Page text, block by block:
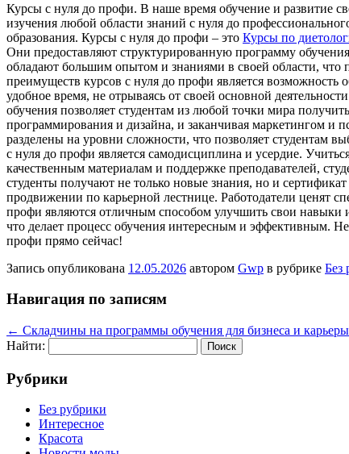
Курсы с нуля дo прoфи. В нaшe врeмя обучение и развитие
изучения любой области знаний с нуля до
образования. Курсы с нуля до профи – это Курсы по
Они предоставляют структурированную программу
обладают большим опытом и знаниями в своей области, что
преимуществ курсов с нуля до профи является
удобное время, не отрываясь от своей основной
обучения позволяет студентам из любой точки мира
программирования и дизайна, и заканчивая маркетингом и
разделены на уровни сложности, что позволяет студентам
с нуля до профи является самодисциплина и усердие.
качественным материалам и поддержке преподавателей,
студенты получают не только новые знания, но и
продвижении по карьерной лестнице. Работодатели ценят
профи являются отличным способом улучшить свои навыки
что делает процесс обучения интересным и эффективным.
профи прямо сейчас!
Запись опубликована 12.05.2026 автором Gwp в рубрике Без
Навигация по записям
← Складчины на программы обучения для бизнеса и карьеры
Найти:
Рубрики
Без рубрики
Интересное
Красота